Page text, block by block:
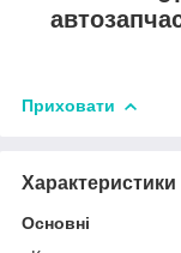
Приховати
Характеристики
Основні